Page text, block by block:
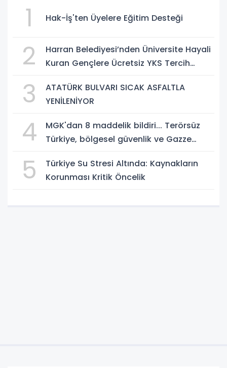
1 Hak-İş'ten Üyelere Eğitim Desteği
2
Harran Belediyesi’nden Üniversite Hayali
Kuran Gençlere Ücretsiz YKS Tercih
3
ATATÜRK BULVARI SICAK ASFALTLA
YENİLENİYOR
4
MGK'dan 8 maddelik bildiri... Terörsüz
Türkiye, bölgesel güvenlik ve Gazze
5
Türkiye Su Stresi Altında: Kaynakların
Korunması Kritik Öncelik